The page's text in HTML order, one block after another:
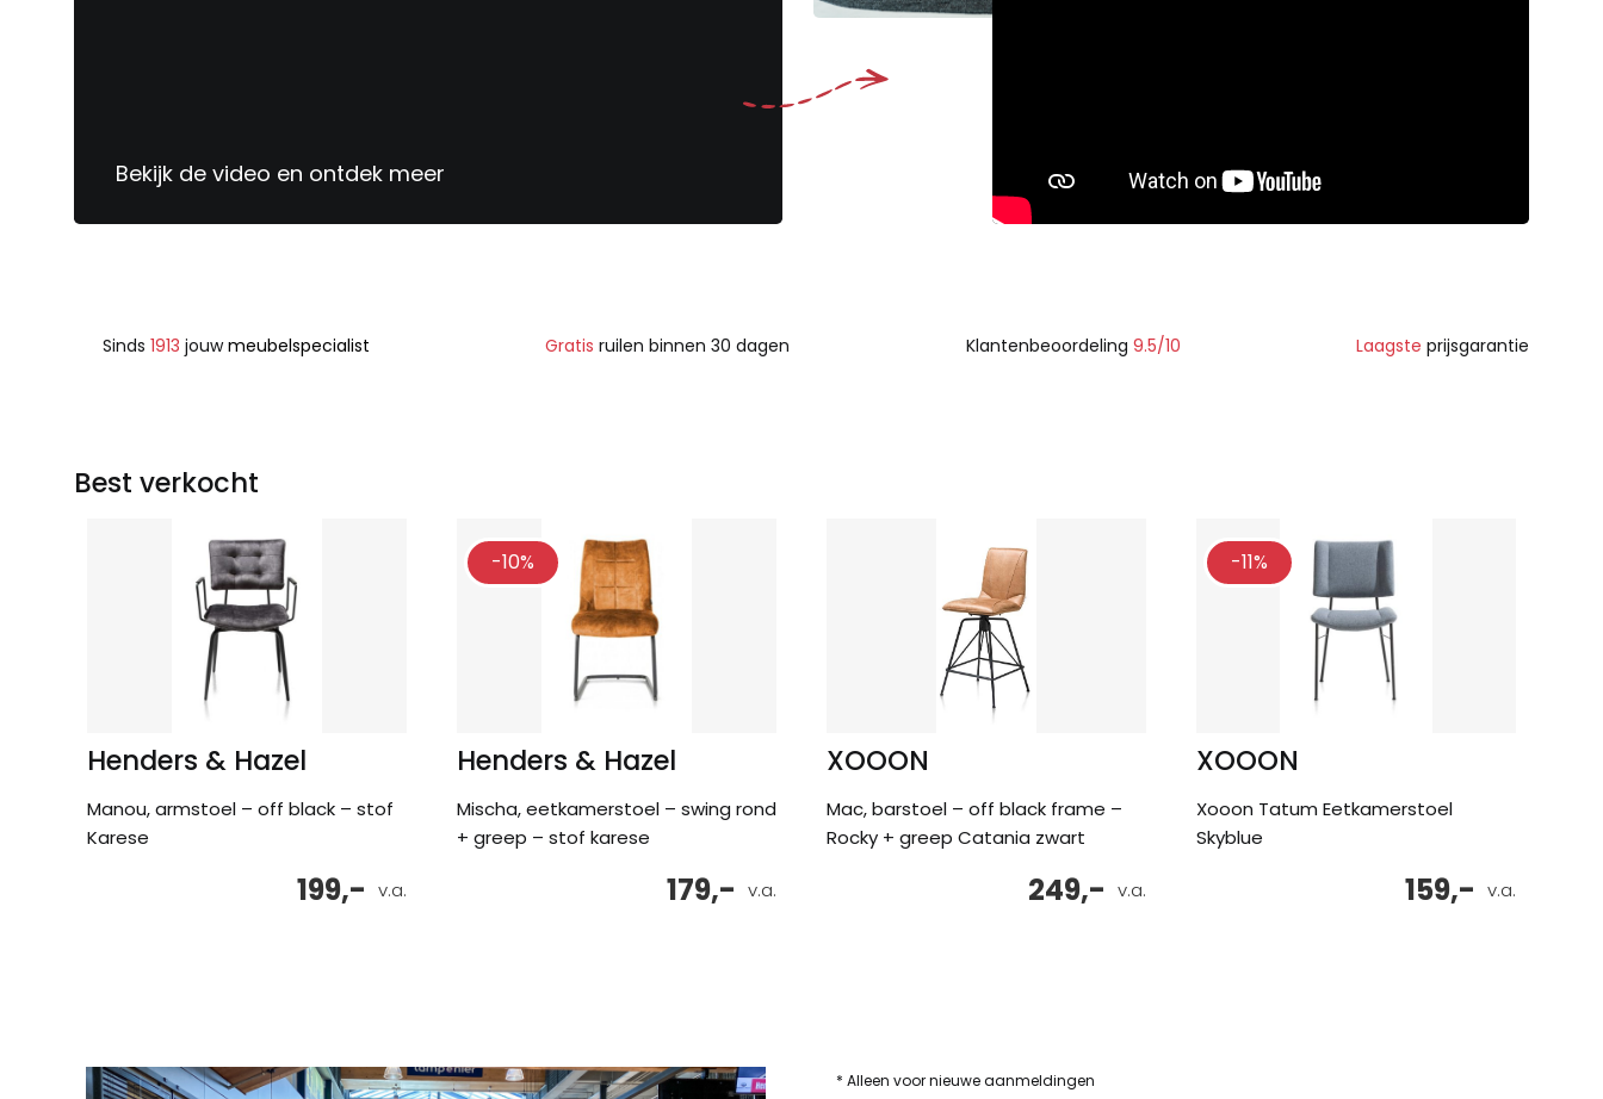
Bekijk de video en ontdek meer
Sinds 1913 jouwmeubelspecialist Gratis ruilen binnen 30 dagen Klantenbeoordeling 9.5/10 Laagste prijsgarantie
Best verkocht
Henders & Hazel
Manou, armstoel – off black – stof
Karese
v.a.
199,-
-10%
Henders & Hazel
Mischa, eetkamerstoel – swing rond
+ greep – stof karese
v.a.
179,-
XOOON
Mac, barstoel – off black frame –
Rocky + greep Catania zwart
v.a.
249,-
-11%
XOOON
Xooon Tatum Eetkamerstoel
Skyblue
v.a.
159,-
* Alleen voor nieuwe aanmeldingen